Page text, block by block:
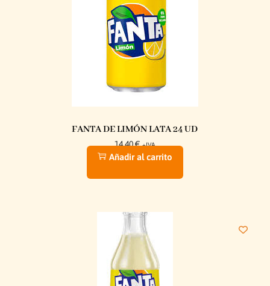
FANTA DE LIMÓN LATA 24 UD
14,40€ +IVA
Añadir al carrito